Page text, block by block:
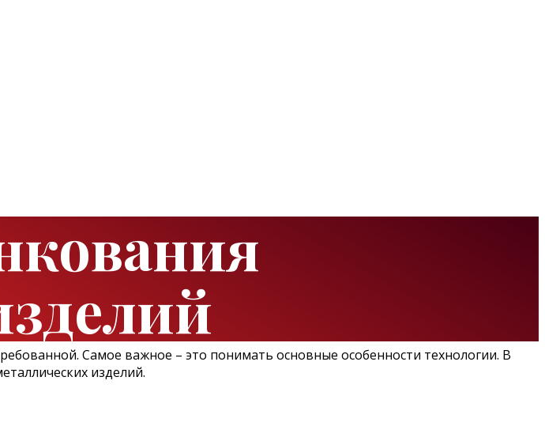
Самое важное – это понимать основные особенности технологии. В
изделий.